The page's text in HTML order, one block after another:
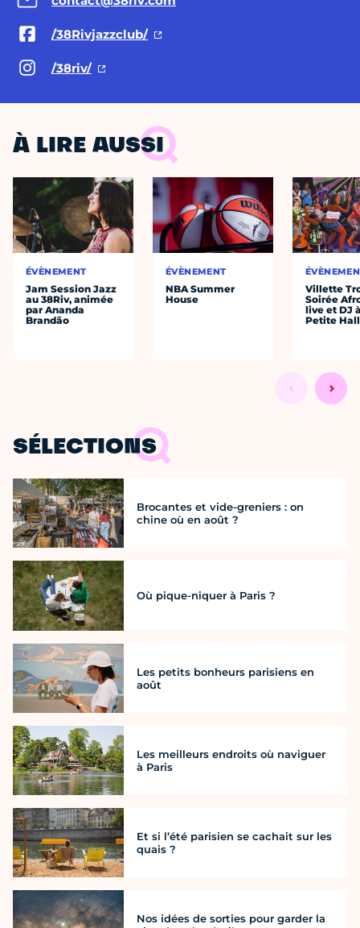
/38Rivjazzclub/
/38riv/
À LIRE AUSSI
ÉVÈNEMENT
Jam Session Jazz
au 38Riv, animée
par Ananda
Brandão
ÉVÈNEMENT
NBA Summer
House
Villette
Soirée
live et DJ
Petite
SÉLECTIONS
Brocantes et vide-greniers : on
chine où en août ?
Où pique-niquer à Paris ?
Les petits bonheurs parisiens en
août
Les meilleurs endroits où naviguer
à Paris
Et si l’été parisien se cachait sur les
quais ?
Nos idées de sorties pour garder la